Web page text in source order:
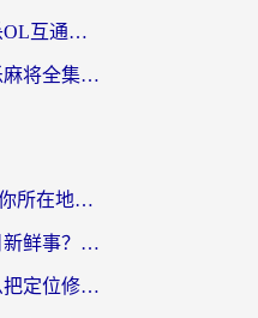
马来西亚怎么玩三国杀OL互通版？海外党必看的国服游戏加速器避坑指南
国外可以玩国内的欢乐麻将全集吗？海外党亲测有效的国服游戏加速指南
“网易云由于版权保护,你所在地区”无法播放？海外党听国内音乐听书的加速器选择指南
柬埔寨怎么打不开今日新鲜事？海外华人追剧看新闻的加速器选择指南
在日本用交通银行怎么把定位修改到中国国内？海外党必备实用指南（附追剧支付社交全解）